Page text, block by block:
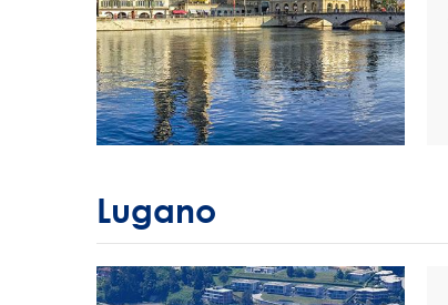
Lugano